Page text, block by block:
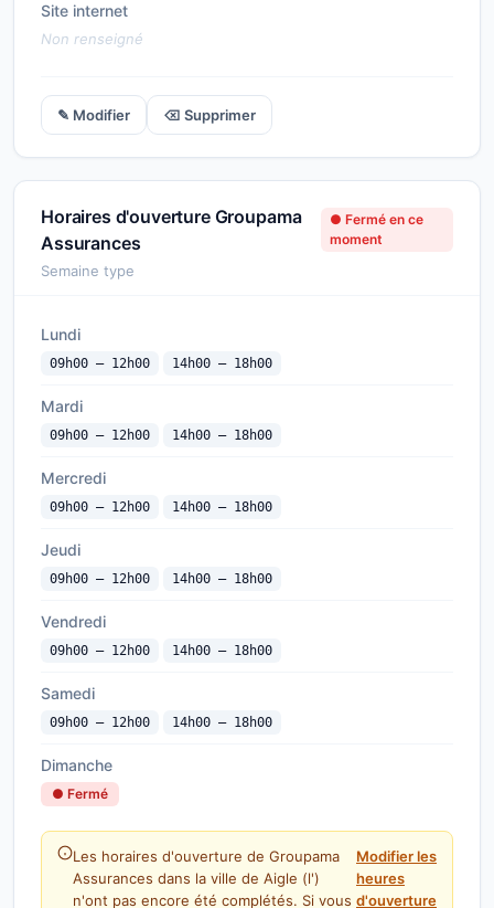
Site internet
Non renseigné
✎ Modifier ⌫ Supprimer
Horaires d'ouverture Groupama
Assurances
● Fermé en ce
moment
Semaine type
Lundi
09h00 — 12h00 14h00 — 18h00
Mardi
09h00 — 12h00 14h00 — 18h00
Mercredi
09h00 — 12h00 14h00 — 18h00
Jeudi
09h00 — 12h00 14h00 — 18h00
Vendredi
09h00 — 12h00 14h00 — 18h00
Samedi
09h00 — 12h00 14h00 — 18h00
Dimanche
● Fermé
Les horaires d'ouverture de Groupama
Assurances dans la ville de Aigle (l')
n'ont pas encore été complétés. Si vous
Modifier les
heures
d'ouverture